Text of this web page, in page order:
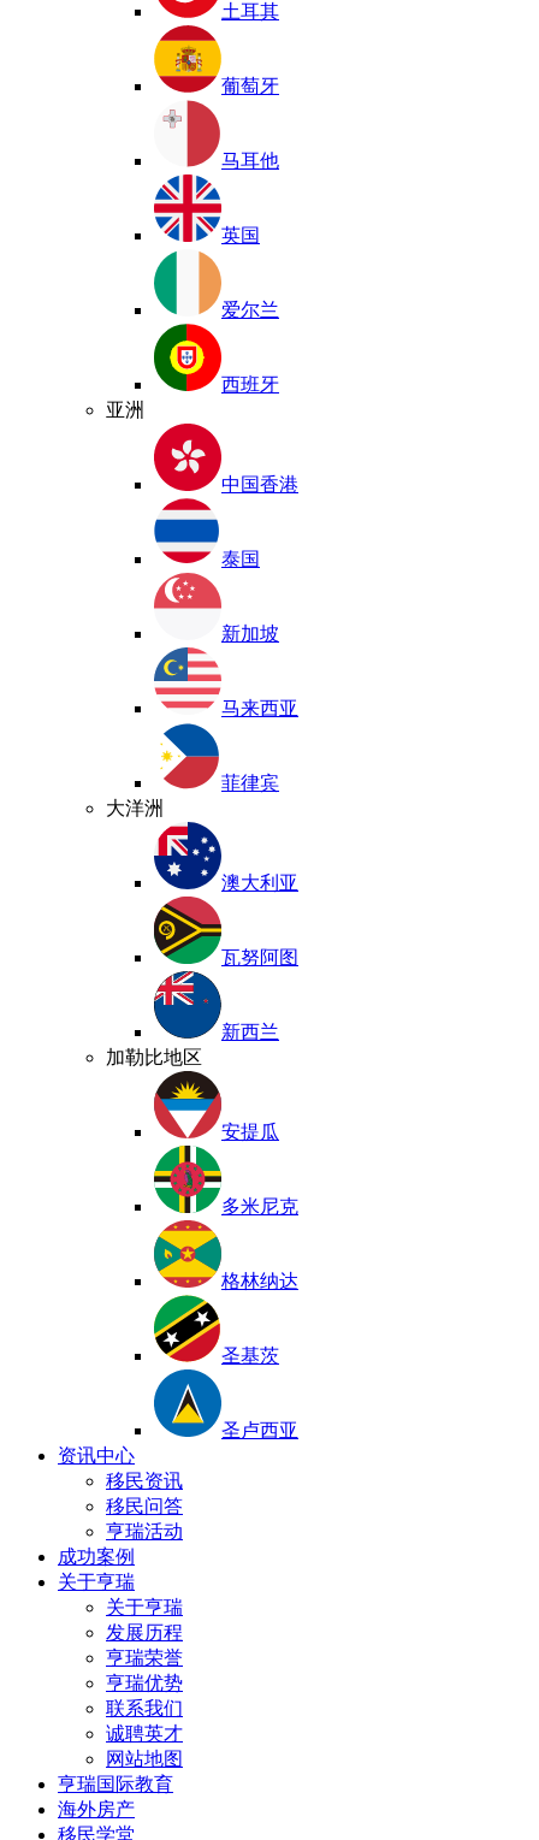
土耳其
葡萄牙
马耳他
英国
爱尔兰
西班牙
亚洲
中国香港
泰国
新加坡
马来西亚
菲律宾
大洋洲
澳大利亚
瓦努阿图
新西兰
加勒比地区
安提瓜
多米尼克
格林纳达
圣基茨
圣卢西亚
资讯中心
移民资讯
移民问答
亨瑞活动
成功案例
关于亨瑞
关于亨瑞
发展历程
亨瑞荣誉
亨瑞优势
联系我们
诚聘英才
网站地图
亨瑞国际教育
海外房产
移民学堂